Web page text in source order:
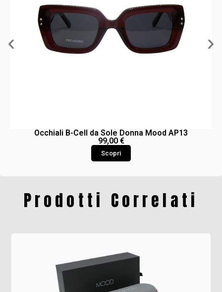
Occhiali B-Cell da Sole Donna Mood AP13
99,00 €
Scopri
Prodotti Correlati